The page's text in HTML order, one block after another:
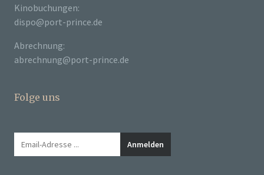
Kinobuchungen:
dispo@port-prince.de
Abrechnung:
abrechnung@port-prince.de
Folge uns